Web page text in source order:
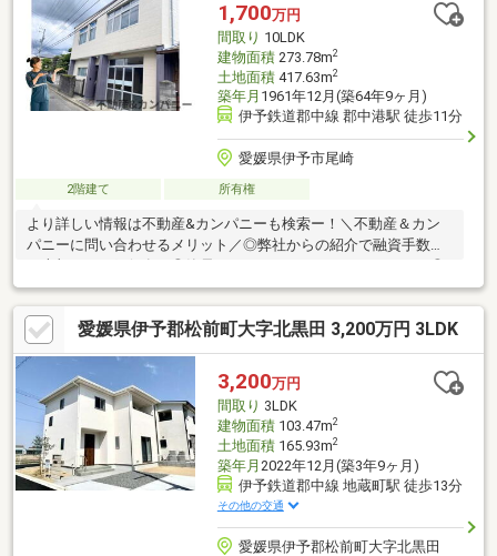
1,700万円
間取り 10LDK
建物面積273.78m2
土地面積417.63m2
築年月 1961年12月(築64年9ヶ月)
伊予鉄道郡中線 郡中港駅 徒歩11分
愛媛県伊予市尾崎
2階建て 所有権
より詳しい情報は不動産&カンパニーも検索ー！＼不動産＆カン
パニーに問い合わせるメリット／◎弊社からの紹介で融資手数料
追加工事の提案と価格に自信があります！◎金額的に最小限で済
む買い方教えます！◎他社掲載の物件も含んでご案内ツアー可
能！物件を比較できます！◎楽しい！ってよく言われます(^^)/弊
社のHPにも書ききれない情報公開しておりますので、詳しくはそ
ちらもご覧ください
愛媛県伊予郡松前町大字北黒田 3,200万円 3LDK
3,200万円
間取り 3LDK
建物面積103.47m2
土地面積165.93m2
築年月 2022年12月(築3年9ヶ月)
伊予鉄道郡中線 地蔵町駅 徒歩13分
その他の交通
愛媛県伊予郡松前町大字北黒田